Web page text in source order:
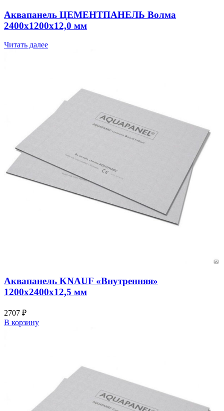
Аквапанель ЦЕМЕНТПАНЕЛЬ Волма
2400х1200х12,0 мм
Читать далее
Аквапанель KNAUF «Внутренняя»
1200х2400х12,5 мм
2707 ₽
В корзину